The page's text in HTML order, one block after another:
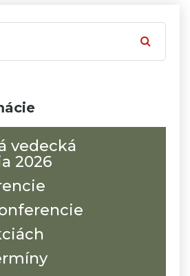
vedecká
2026